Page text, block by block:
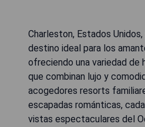
Charleston, Estados
destino ideal para los
ofreciendo una variedad de
que combinan lujo y
acogedores resorts
escapadas románticas,
vistas espectaculares del